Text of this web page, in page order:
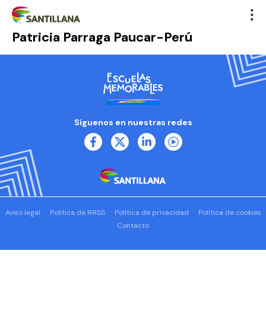
Patricia Parraga Paucar-Perú
Síguenos en nuestras redes
Aviso legal Política de RRSS Política de privacidad
Política de cookies
Contacto